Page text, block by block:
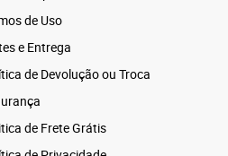
de Uso
e Entrega
de Devolução ou Troca
de Frete Grátis